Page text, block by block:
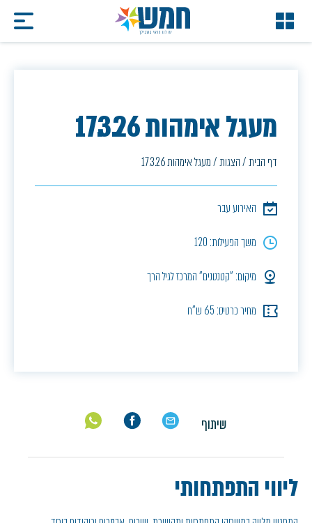
מעגל אימהות 17.3.26
דף הבית/הצגות/מעגל אימהות 17.3.26
האירוע עבר
משך הפעילות: 120
מיקום: "קטנטנים" המרכז לגיל הרך
מחיר כרטיס: 65 ש"ח
שיתוף
ליווי התפתחותי